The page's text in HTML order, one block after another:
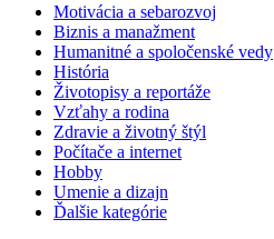
Motivácia a sebarozvoj
Biznis a manažment
Humanitné a spoločenské vedy
História
Životopisy a reportáže
Vzťahy a rodina
Zdravie a životný štýl
Počítače a internet
Hobby
Umenie a dizajn
Ďalšie kategórie